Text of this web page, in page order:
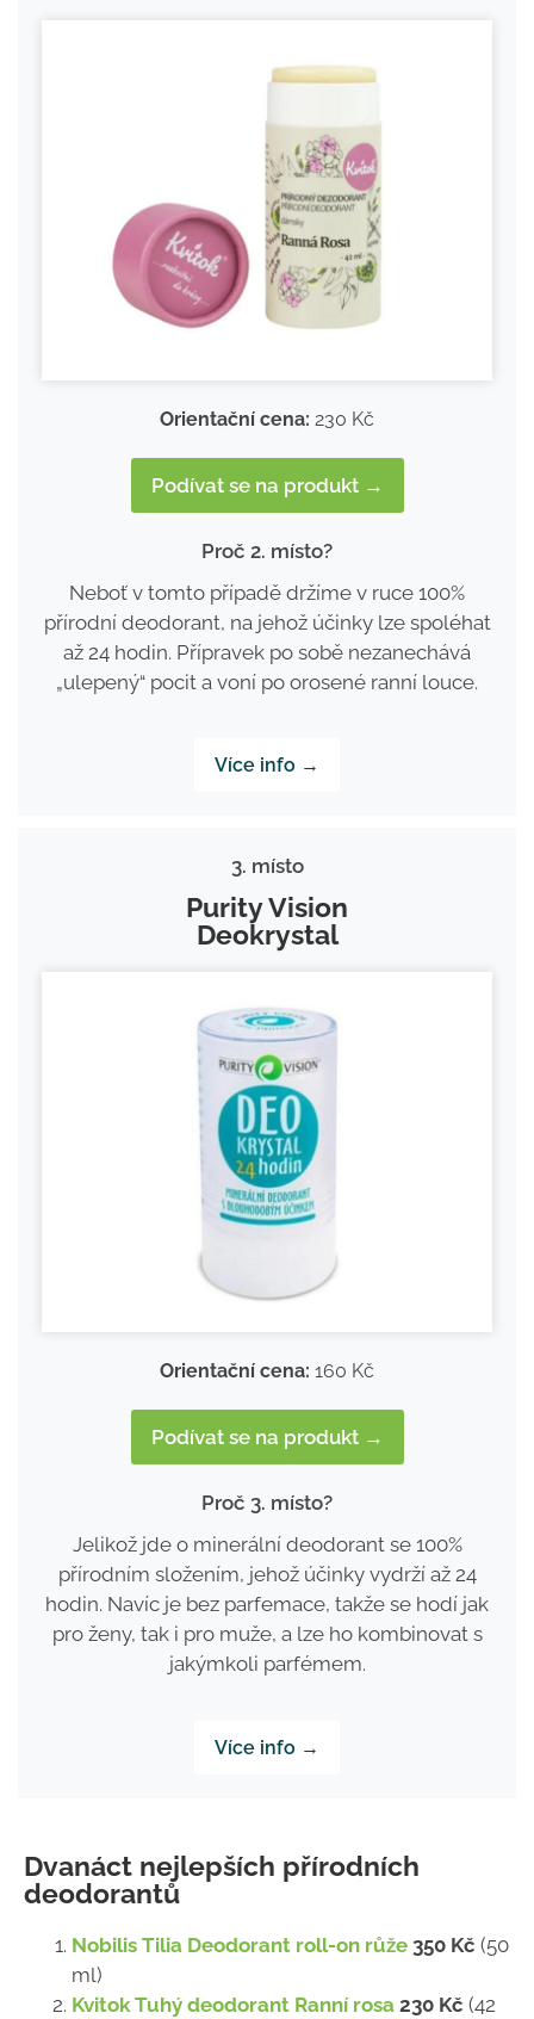
Orientační cena: 230 Kč
Podívat se na produkt →
Proč 2. místo?
Neboť v tomto případě držíme v ruce 100%
přírodní deodorant, na jehož účinky lze spoléhat
až 24 hodin. Přípravek po sobě nezanechává
„ulepený“ pocit a voní po orosené ranní louce.
Více info →
3. místo
Purity Vision
Deokrystal
Orientační cena: 160 Kč
Podívat se na produkt →
Proč 3. místo?
Jelikož jde o minerální deodorant se 100%
přírodním složením, jehož účinky vydrží až 24
hodin. Navíc je bez parfemace, takže se hodí jak
pro ženy, tak i pro muže, a lze ho kombinovat s
jakýmkoli parfémem.
Více info →
Dvanáct nejlepších přírodních
deodorantů
Nobilis Tilia Deodorant roll-on růže 350 Kč (50
ml)
Kvitok Tuhý deodorant Ranní rosa 230 Kč (42